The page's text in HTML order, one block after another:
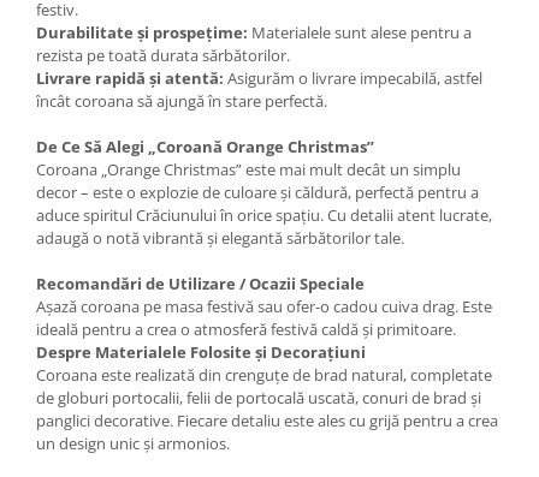
festiv.
Durabilitate și prospețime: Materialele sunt alese pentru a
rezista pe toată durata sărbătorilor.
Livrare rapidă și atentă: Asigurăm o livrare impecabilă, astfel
încât coroana să ajungă în stare perfectă.
De Ce Să Alegi „Coroană Orange Christmas”
Coroana „Orange Christmas” este mai mult decât un simplu
decor – este o explozie de culoare și căldură, perfectă pentru a
aduce spiritul Crăciunului în orice spațiu. Cu detalii atent lucrate,
adaugă o notă vibrantă și elegantă sărbătorilor tale.
Recomandări de Utilizare / Ocazii Speciale
Așază coroana pe masa festivă sau ofer-o cadou cuiva drag. Este
ideală pentru a crea o atmosferă festivă caldă și primitoare.
Despre Materialele Folosite și Decorațiuni
Coroana este realizată din crenguțe de brad natural, completate
de globuri portocalii, felii de portocală uscată, conuri de brad și
panglici decorative. Fiecare detaliu este ales cu grijă pentru a crea
un design unic și armonios.